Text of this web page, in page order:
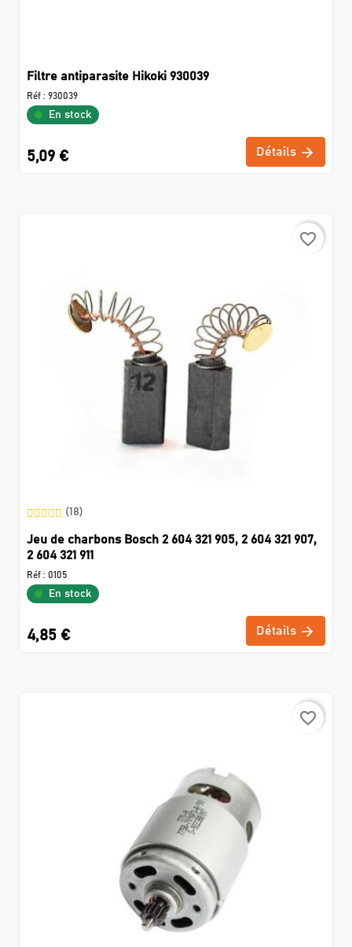
Filtre antiparasite Hikoki 930039
Réf : 930039
En stock
5,09 € Détails
favorite_border
(18)
Jeu de charbons Bosch 2 604 321 905, 2 604 321 907,
2 604 321 911
Réf : 0105
En stock
4,85 € Détails
favorite_border